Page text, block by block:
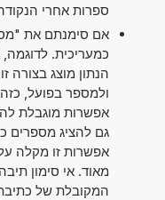
ספרות אחרי
אם סימנתם את
כמעריכית. לדוגמה, 2,496 148 125 433 2
אפשרות מוגבלת
אפשרות זו מקלה
מאוד. אי סימון
המקובלת של